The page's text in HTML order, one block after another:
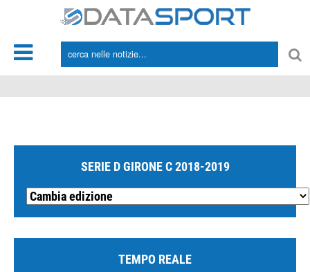
SERIE D GIRONE C 2018-2019
TEMPO REALE